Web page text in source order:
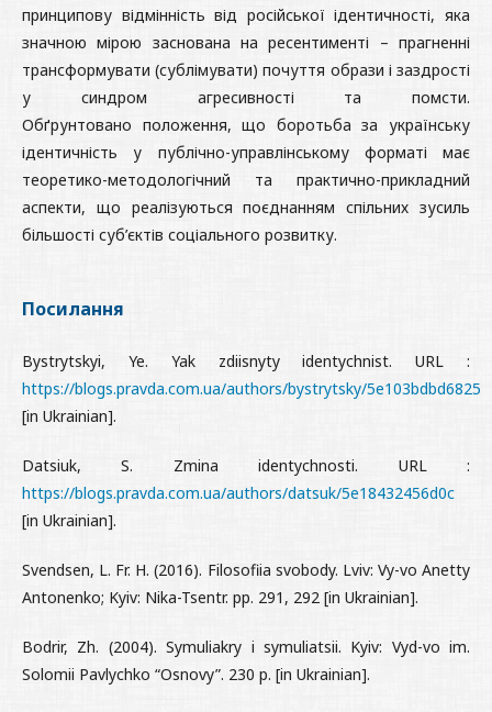
принципову відмінність від російської ідентичності, яка
значною мірою заснована на ресентименті – прагненні
трансформувати (сублімувати) почуття образи і заздрості
у синдром агресивності та помсти.
Обґрунтовано положення, що боротьба за українську
ідентичність у публічно-управлінському форматі має
теоретико-методологічний та практично-прикладний
аспекти, що реалізуються поєднанням спільних зусиль
більшості суб’єктів соціального розвитку.
Посилання
Bystrytskyi, Ye. Yak zdiisnyty identychnist. URL :
https://blogs.pravda.com.ua/authors/bystrytsky/5e103bdbd6825
[in Ukrainian].
Datsiuk, S. Zmina identychnosti. URL :
https://blogs.pravda.com.ua/authors/datsuk/5e18432456d0c
[in Ukrainian].
Svendsen, L. Fr. H. (2016). Filosofiia svobody. Lviv: Vy-vo Anetty
Antonenko; Kyiv: Nika-Tsentr. pp. 291, 292 [in Ukrainian].
Bodrir, Zh. (2004). Symuliakry i symuliatsii. Kyiv: Vyd-vo im.
Solomii Pavlychko “Osnovy”. 230 p. [in Ukrainian].